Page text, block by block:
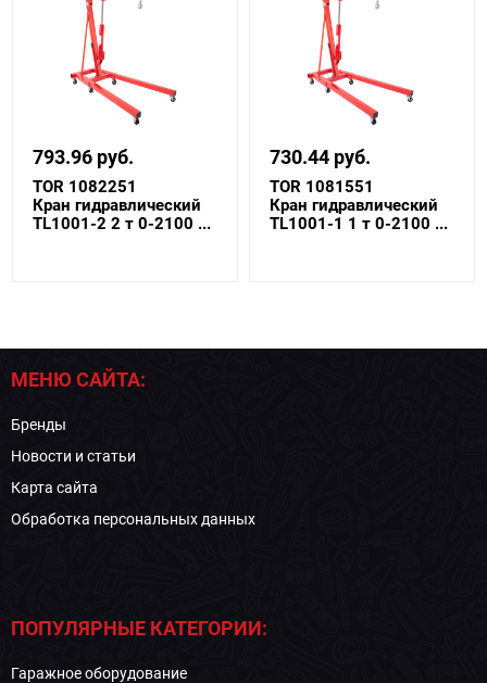
793.96 руб.
TOR 1082251
Кран гидравлический
TL1001-2 2 т 0-2100 ...
730.44 руб.
TOR 1081551
Кран гидравлический
TL1001-1 1 т 0-2100 ...
МЕНЮ САЙТА:
Бренды
Новости и статьи
Карта сайта
Обработка персональных данных
ПОПУЛЯРНЫЕ КАТЕГОРИИ:
Гаражное оборудование